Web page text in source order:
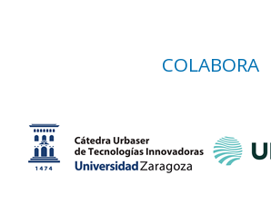
COLABORA